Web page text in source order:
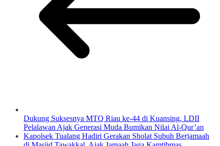
Dukung Suksesnya MTQ Riau ke-44 di Kuansing, LDII
Pelalawan Ajak Generasi Muda Bumikan Nilai Al-Qur’an
Kapolsek Tualang Hadiri Gerakan Sholat Subuh Berjamaah